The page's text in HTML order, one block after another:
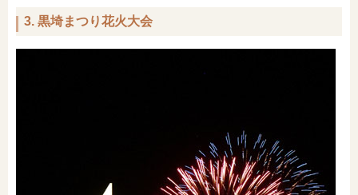
3. 黒埼まつり花火大会